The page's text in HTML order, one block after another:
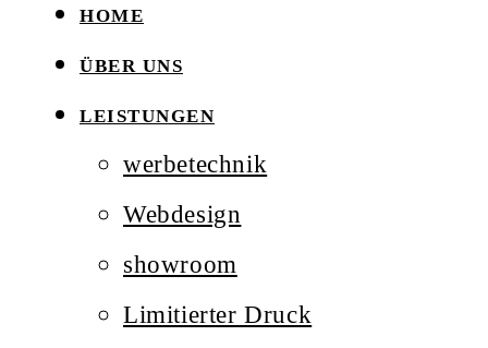
HOME
ÜBER UNS
LEISTUNGEN
werbetechnik
Webdesign
showroom
Limitierter Druck